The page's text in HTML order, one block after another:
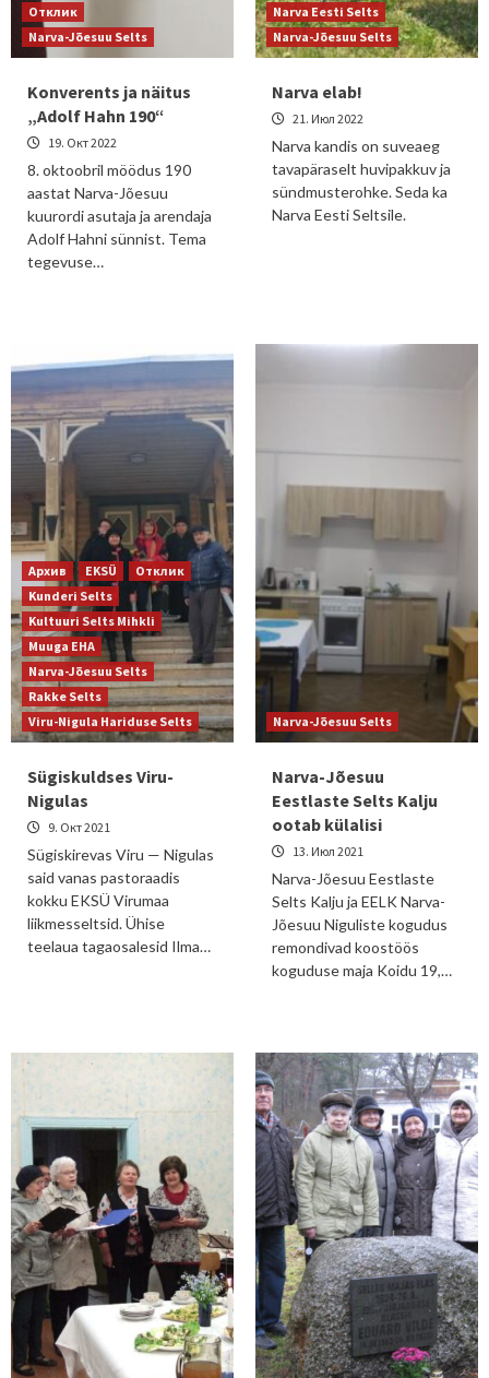
Отклик
Narva-Jõesuu Selts
Konverents ja näitus
„Adolf Hahn 190“
19. Окт 2022
8. oktoobril möödus 190
aastat Narva-Jõesuu
kuurordi asutaja ja arendaja
Adolf Hahni sünnist. Tema
tegevuse…
Narva Eesti Selts
Narva-Jõesuu Selts
Narva elab!
21. Июл 2022
Narva kandis on suveaeg
tavapäraselt huvipakkuv ja
sündmusterohke. Seda ka
Narva Eesti Seltsile.
Архив EKSÜ
Отклик
Kunderi Selts
Kultuuri Selts Mihkli
Muuga EHA
Narva-Jõesuu Selts
Rakke Selts
Viru-Nigula Hariduse Selts
Sügiskuldses Viru-
Nigulas
9. Окт 2021
Sügiskirevas Viru — Nigulas
said vanas pastoraadis
kokku EKSÜ Virumaa
liikmesseltsid. Ühise
teelaua tagaosalesid Ilma…
Narva-Jõesuu Selts
Narva-Jõesuu
Eestlaste Selts Kalju
ootab külalisi
13. Июл 2021
Narva-Jõesuu Eestlaste
Selts Kalju ja EELK Narva-
Jõesuu Niguliste kogudus
remondivad koostöös
koguduse maja Koidu 19,…